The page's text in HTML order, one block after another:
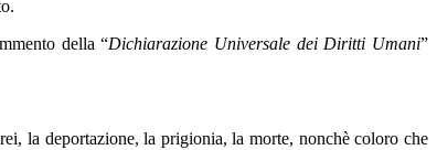
della “Dichiarazione Universale dei Diritti Umani”
la deportazione, la prigionia, la morte, nonchè coloro che